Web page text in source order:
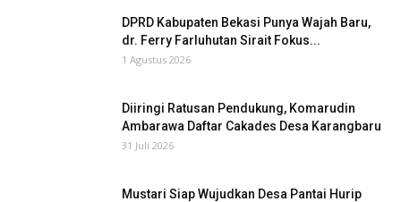
DPRD Kabupaten Bekasi Punya Wajah Baru,
dr. Ferry Farluhutan Sirait Fokus...
1 Agustus 2026
Diiringi Ratusan Pendukung, Komarudin
Ambarawa Daftar Cakades Desa Karangbaru
31 Juli 2026
Mustari Siap Wujudkan Desa Pantai Hurip